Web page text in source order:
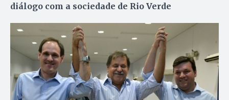
diálogo com a sociedade de Rio Verde